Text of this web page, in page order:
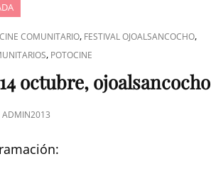
COMUNITARIO, FESTIVAL OJOALSANCOCHO,
, POTOCINE
octubre, ojoalsancocho
ADMIN2013